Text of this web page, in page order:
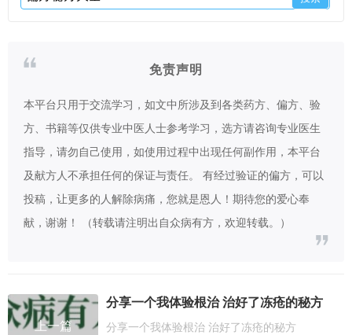
免责声明
本平台只用于交流学习，如文中所涉及到各类药方、偏方、验
方、书籍等仅供专业中医人士参考学习，选方请咨询专业医生
指导，请勿自己使用，如使用过程中出现任何副作用，本平台
及献方人不承担任何的保证与责任。 有经过验证的偏方，可以
投稿，让更多的人解除病痛，您就是恩人！期待您的爱心奉
献，谢谢！ （转载请注明出自众病有方，欢迎转载。）
上一篇
分享一个我体验根治 治好了冻疮的秘方
分享一个我体验根治 治好了冻疮的秘方